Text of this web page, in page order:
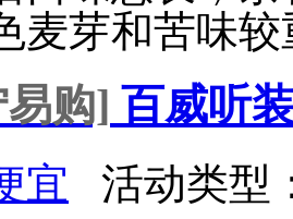
麦芽和苦味
购] 百威听
宜 活动类型